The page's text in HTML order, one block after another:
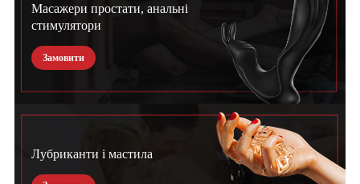
Масажери простати, анальні
стимулятори
Замовити
Лубриканти і мастила